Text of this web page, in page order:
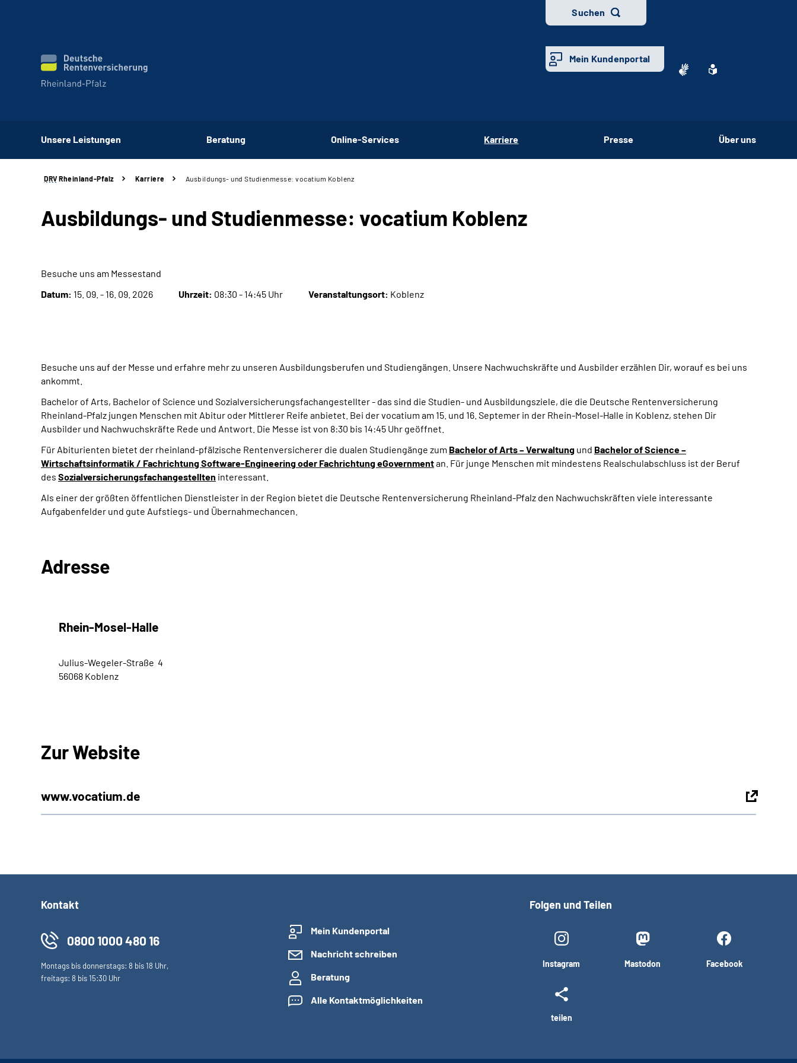
Suchen
Mein Kundenportal
Unsere Leistungen Beratung Online-Services Karriere Presse Über uns
DRV Rheinland-Pfalz Karriere Ausbildungs- und Studienmesse: vocatium Koblenz
Ausbildungs- und Studienmesse: vocatium Koblenz
Besuche uns am Messestand
Datum: 15. 09. - 16. 09. 2026 Uhrzeit: 08:30 - 14:45 Uhr Veranstaltungsort: Koblenz
Besuche uns auf der Messe und erfahre mehr zu unseren Ausbildungsberufen und Studiengängen. Unsere Nachwuchskräfte und Ausbilder erzählen Dir, worauf es bei uns
ankommt.
Bachelor of Arts, Bachelor of Science und Sozialversicherungsfachangestellter - das sind die Studien- und Ausbildungsziele, die die Deutsche Rentenversicherung
Rheinland-Pfalz jungen Menschen mit Abitur oder Mittlerer Reife anbietet. Bei der vocatium am 15. und 16. Septemer in der Rhein-Mosel-Halle in Koblenz, stehen Dir
Ausbilder und Nachwuchskräfte Rede und Antwort. Die Messe ist von 8:30 bis 14:45 Uhr geöffnet.
Für Abiturienten bietet der rheinland-pfälzische Rentenversicherer die dualen Studiengänge zum Bachelor of Arts– Verwaltung und Bachelor of Science–
Wirtschaftsinformatik / FachrichtungSoftware-Engineeringoder FachrichtungeGovernmentan. Für junge Menschen mit mindestens Realschulabschluss ist der Beruf
des Sozialversicherungsfachangestellten interessant.
Als einer der größten öffentlichen Dienstleister in der Region bietet die Deutsche Rentenversicherung Rheinland-Pfalz den Nachwuchskräften viele interessante
Aufgabenfelder und gute Aufstiegs- und Übernahmechancen.
Adresse
Rhein-Mosel-Halle
Julius-Wegeler-Straße 4
56068 Koblenz
Zur Website
www.vocatium.de
Kontakt
0800 1000 480 16
Montags bis donnerstags: 8 bis 18 Uhr,
freitags: 8 bis 15:30 Uhr
Mein Kundenportal
Nachricht schreiben
Beratung
Alle Kontaktmöglichkeiten
Folgen und Teilen
Instagram Mastodon Facebook
teilen